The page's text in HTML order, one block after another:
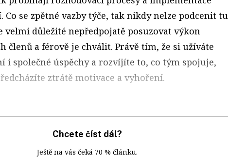
Co se zpětné vazby týče, tak nikdy nelze podcenit tu
velmi důležité nepředpojatě posuzovat výkon
členů a férově je chválit. Právě tím, že si užíváte
i společné úspěchy a rozvíjíte to, co tým spojuje,
ztrátě motivace a vyhoření.
Chcete číst dál?
Ještě na vás čeká 70 % článku.